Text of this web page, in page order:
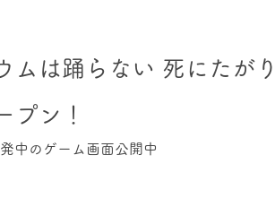
ムは踊らない 死にたが
プン！
中のゲーム画面公開中